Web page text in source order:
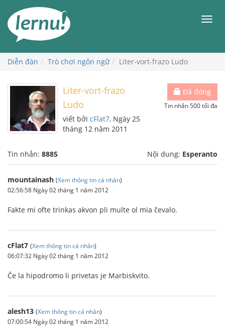
đến
phần
dung
Diễn đàn Trò chơi ngôn ngữ Liter-vort-frazo Ludo
Đã đóng
Tin nhắn 500 tối đa
Liter-vort-frazo
Ludo
viết bởi cFlat7, Ngày 25
tháng 12 năm 2011
Tin nhắn: 8885 Nội dung: Esperanto
mountainash (Xem thông tin cá nhân)
02:56:58 Ngày 02 tháng 1 năm 2012
Fakte mi ofte trinkas akvon pli multe ol mia ĉevalo.
cFlat7 (Xem thông tin cá nhân)
06:07:32 Ngày 02 tháng 1 năm 2012
Ĉe la hipodromo li privetas je Marbiskvito.
alesh13 (Xem thông tin cá nhân)
07:00:54 Ngày 02 tháng 1 năm 2012